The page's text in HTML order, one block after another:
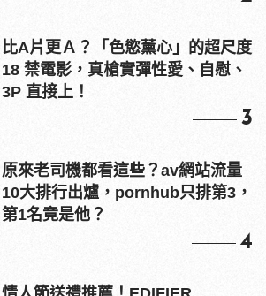
比A片更Ａ？「色慾薰心」的超尺度
18 禁電影，真槍實彈性愛、自慰、
3P 直接上！
3
原來老司機都看這些？av網站流量
10大排行出爐，pornhub只排第3，
第1名竟是他？
4